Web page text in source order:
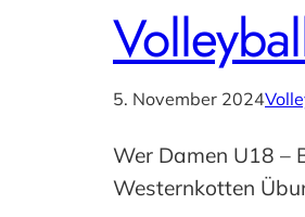
5. November 2024
Wer Damen U18 –
Westernkotten